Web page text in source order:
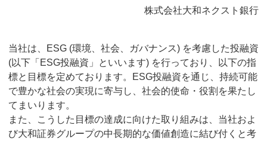
株式会社大和ネクスト銀行
当社は、ESG (環境、社会、ガバナンス) を考慮した投融資
(以下「ESG投融資」といいます) を行っており、以下の指
標と目標を定めております。ESG投融資を通じ、持続可能
で豊かな社会の実現に寄与し、社会的使命・役割を果たし
てまいります。
また、こうした目標の達成に向けた取り組みは、当社およ
び大和証券グループの中長期的な価値創造に結び付くと考